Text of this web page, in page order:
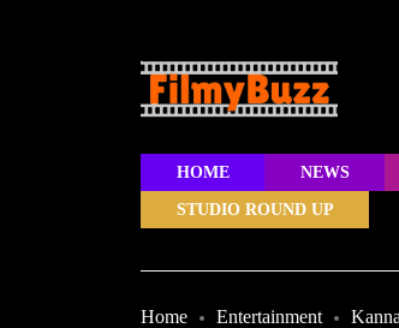
HOME NEWS
STUDIO ROUND UP
Home Entertainment